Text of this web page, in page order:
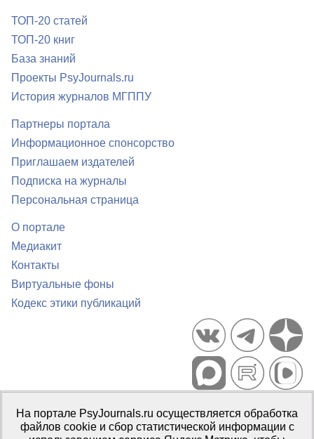
ТОП-20 статей
ТОП-20 книг
База знаний
Проекты PsyJournals.ru
История журналов МГППУ
Партнеры портала
Информационное спонсорство
Приглашаем издателей
Подписка на журналы
Персональная страница
О портале
Медиакит
Контакты
Виртуальные фоны
Кодекс этики публикаций
Портал психологических изданий PsyJournals.ru, 2007–2026
Правила использования материалов
На портале PsyJournals.ru осуществляется обработка
файлов cookie и сбор статистической информации с